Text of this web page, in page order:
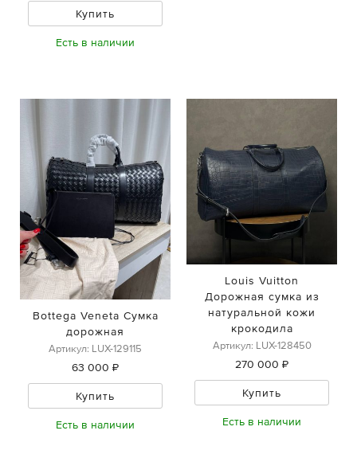
Купить
Есть в наличии
Bottega Veneta Сумка
дорожная
Артикул: LUX-129115
63 000 ₽
Купить
Есть в наличии
Louis Vuitton
Дорожная сумка из
натуральной кожи
крокодила
Артикул: LUX-128450
270 000 ₽
Купить
Есть в наличии